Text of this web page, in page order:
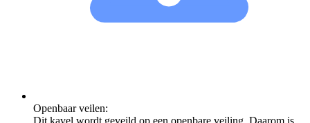
Openbaar veilen:
Dit kavel wordt geveild op een openbare veiling. Daarom is